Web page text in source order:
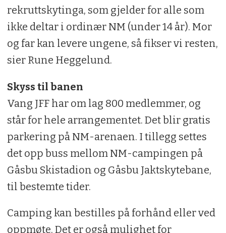
rekruttskytinga, som gjelder for alle som
ikke deltar i ordinær NM (under 14 år). Mor
og far kan levere ungene, så fikser vi resten,
sier Rune Heggelund.
Skyss til banen
Vang JFF har om lag 800 medlemmer, og
står for hele arrangementet. Det blir gratis
parkering på NM-arenaen. I tillegg settes
det opp buss mellom NM-campingen på
Gåsbu Skistadion og Gåsbu Jaktskytebane,
til bestemte tider.
Camping kan bestilles på forhånd eller ved
oppmøte. Det er også mulighet for